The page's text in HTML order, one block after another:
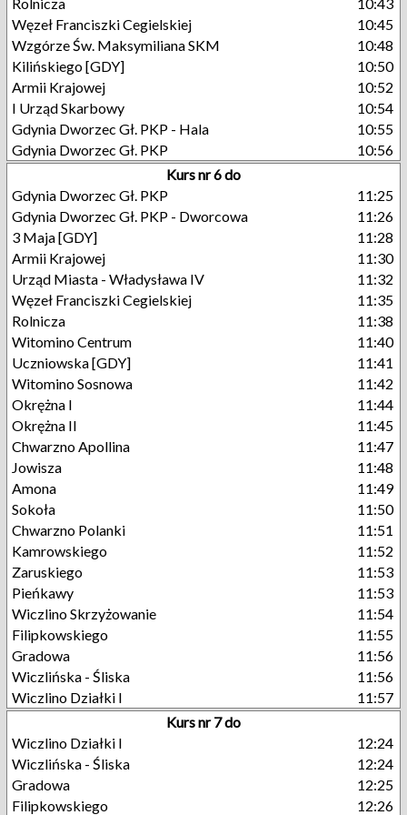
Węzeł Franciszki Cegielskiej
10:45
Wzgórze Św. Maksymiliana SKM
10:48
Kilińskiego [GDY]
10:50
Armii Krajowej
10:52
I Urząd Skarbowy
10:54
Gdynia Dworzec Gł. PKP - Hala
10:55
Gdynia Dworzec Gł. PKP
10:56
Kurs nr 6 do
Gdynia Dworzec Gł. PKP
11:25
Gdynia Dworzec Gł. PKP - Dworcowa
11:26
3 Maja [GDY]
11:28
Armii Krajowej
11:30
Urząd Miasta - Władysława IV
11:32
Węzeł Franciszki Cegielskiej
11:35
Rolnicza
11:38
Witomino Centrum
11:40
Uczniowska [GDY]
11:41
Witomino Sosnowa
11:42
Okrężna I
11:44
Okrężna II
11:45
Chwarzno Apollina
11:47
Jowisza
11:48
Amona
11:49
Sokoła
11:50
Chwarzno Polanki
11:51
Kamrowskiego
11:52
Zaruskiego
11:53
Pieńkawy
11:53
Wiczlino Skrzyżowanie
11:54
Filipkowskiego
11:55
Gradowa
11:56
Wiczlińska - Śliska
11:56
Wiczlino Działki I
11:57
Kurs nr 7 do
Wiczlino Działki I
12:24
Wiczlińska - Śliska
12:24
Gradowa
12:25
Filipkowskiego
12:26